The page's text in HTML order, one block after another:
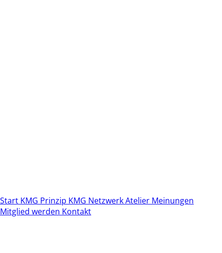
Start KMG Prinzip KMG NetzwerkAtelier Meinungen
Mitglied werden Kontakt